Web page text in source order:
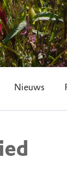
Nieuws